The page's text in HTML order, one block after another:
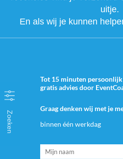
Zoeken
uitje.
En als wij je kunnen
Tot 15 minuten persoonlijk
gratis advies door
Graag denken wij met je
binnen één werkdag